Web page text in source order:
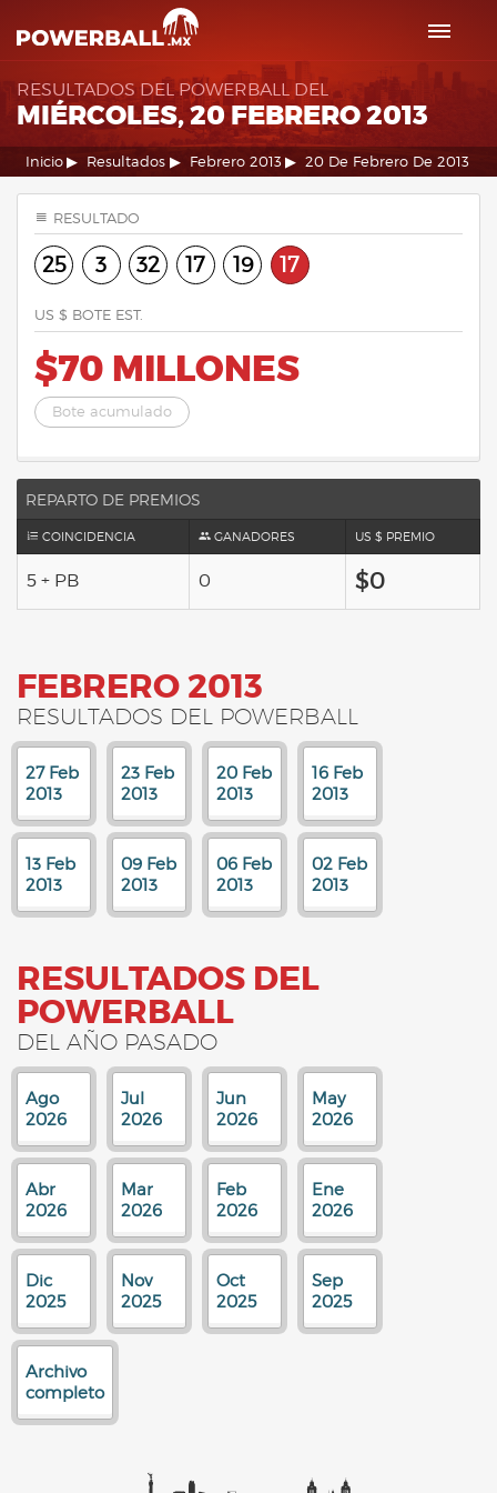
RESULTADOS DEL POWERBALL DEL
MIÉRCOLES, 20 FEBRERO 2013
Inicio Resultados Febrero 2013 20 De Febrero De 2013
RESULTADO
25 3 32 17 19 17
US $ BOTE EST.
$70 MILLONES
Bote acumulado
REPARTO DE PREMIOS
COINCIDENCIA GANADORES US $ PREMIO
5 + PB 0 $0
FEBRERO 2013
RESULTADOS DEL POWERBALL
27 Feb
2013
23 Feb
2013
20 Feb
2013
16 Feb
2013
13 Feb
2013
09 Feb
2013
06 Feb
2013
02 Feb
2013
RESULTADOS DEL
POWERBALL
DEL AÑO PASADO
Ago
2026
Jul
2026
Jun
2026
May
2026
Abr
2026
Mar
2026
Feb
2026
Ene
2026
Dic
2025
Nov
2025
Oct
2025
Sep
2025
Archivo
completo